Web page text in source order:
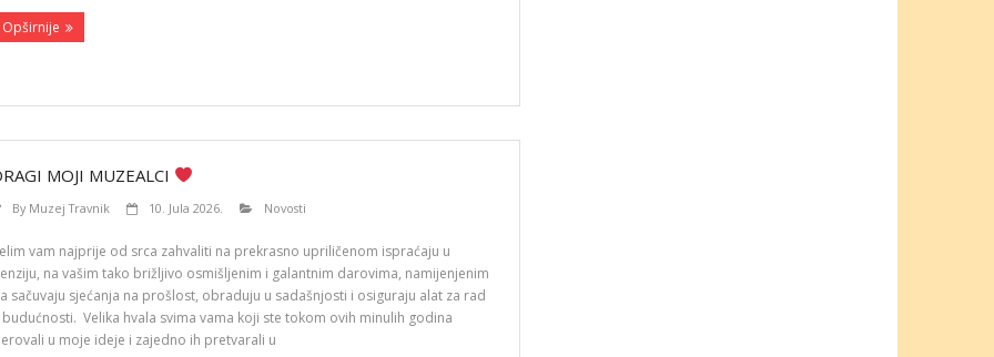
Opširnije
MOJI MUZEALCI
By Muzej Travnik 10. Jula 2026. Novosti
vam najprije od srca zahvaliti na prekrasno upriličenom ispraćaju u
na vašim tako brižljivo osmišljenim i galantnim darovima, namijenjenim
sačuvaju sjećanja na prošlost, obraduju u sadašnjosti i osiguraju alat za rad
budućnosti. Velika hvala svima vama koji ste tokom ovih minulih godina
u moje ideje i zajedno ih pretvarali u